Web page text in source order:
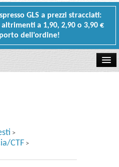
GLS a prezzi stracciati:
a 1,90, 2,90 o 3,90 €
dell'ordine!
Docente
>
CTF >